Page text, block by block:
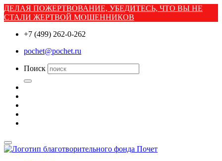
ДЕЛАЯ ПОЖЕРТВОВАНИЕ, УБЕДИТЕСЬ, ЧТО ВЫ НЕ
СТАЛИ ЖЕРТВОЙ МОШЕННИКОВ
+7 (499) 262-0-262
pochet@pochet.ru
Поиск